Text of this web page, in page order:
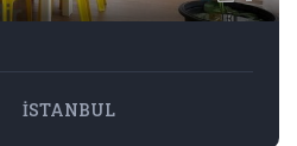
İSTANBUL